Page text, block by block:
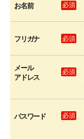
お名前 必須
フリガナ 必須
メール
アドレス
必須
パスワード 必須